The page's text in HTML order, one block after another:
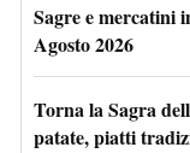
Sagre e mercatini
Agosto 2026
Torna la Sagra
patate, piatti